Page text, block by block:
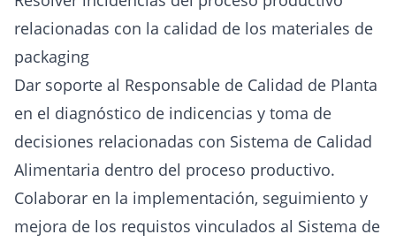
relacionadas con la calidad de los materiales de
packaging
Dar soporte al Responsable de Calidad de Planta
en el diagnóstico de indicencias y toma de
decisiones relacionadas con Sistema de Calidad
Alimentaria dentro del proceso productivo.
Colaborar en la implementación, seguimiento y
mejora de los requistos vinculados al Sistema de